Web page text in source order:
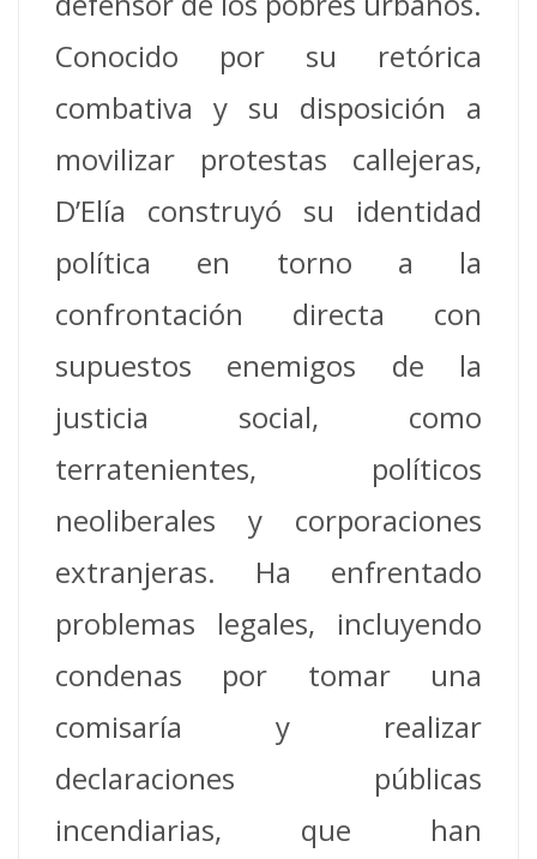
Conocido por su retórica
combativa y su disposición a
movilizar protestas callejeras,
D’Elía construyó su identidad
política en torno a la
confrontación directa con
supuestos enemigos de la
justicia social, como
terratenientes, políticos
neoliberales y corporaciones
extranjeras. Ha enfrentado
problemas legales, incluyendo
condenas por tomar una
comisaría y realizar
declaraciones públicas
incendiarias, que han